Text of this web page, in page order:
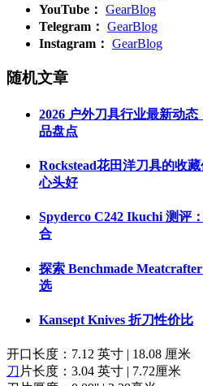
YouTube： GearBlog
Telegram： GearBlog
Instagram： GearBlog
随机文章
2026 户外刀具行业最新动
品盘点
Rockstead花田洋刀具的收
心头好
Spyderco C242 Ikuchi 测评
合
探索 Benchmade
选
Kansept Knives 折刀性价比
开口长度：7.12 英寸 | 18.08 厘米
刀 片长度：3.04 英寸 | 7.72厘米